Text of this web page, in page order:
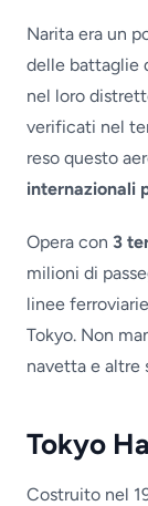
Narita era un
delle battaglie
nel loro
verificati nel
reso questo
internazionali
Opera con 3
milioni di
linee
Tokyo. Non
navetta e altre
Tokyo
Costruito nel